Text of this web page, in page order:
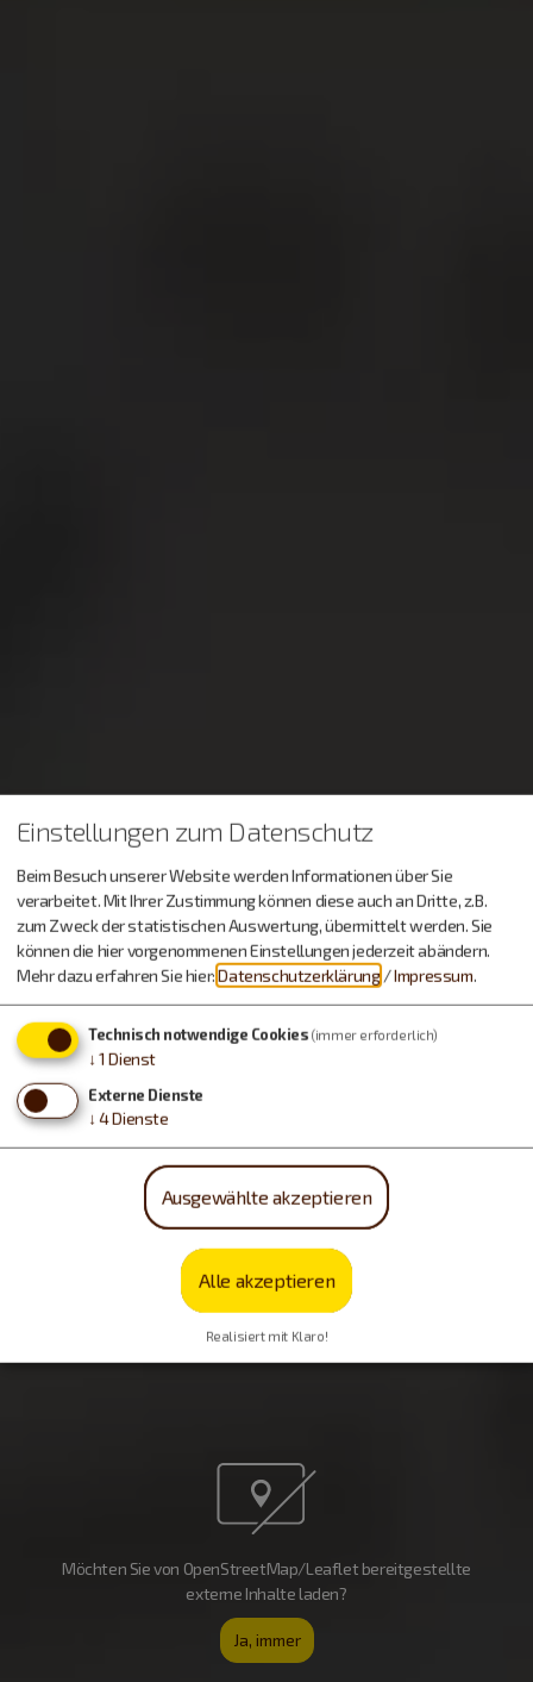
Möchten Sie von OpenStreetMap/Leaflet bereitgestellte
externe Inhalte laden?
Ja, immer
Einstellungen zum Datenschutz
Beim Besuch unserer Website werden Informationen über Sie
verarbeitet. Mit Ihrer Zustimmung können diese auch an Dritte, z.B.
zum Zweck der statistischen Auswertung, übermittelt werden. Sie
können die hier vorgenommenen Einstellungen jederzeit abändern.
Mehr dazu erfahren Sie hier:Datenschutzerklärung /Impressum.
Technisch notwendige Cookies (immer erforderlich)
↓ 1 Dienst
Externe Dienste
↓ 4Dienste
Ausgewählte akzeptieren
Alle akzeptieren
Realisiert mit Klaro!